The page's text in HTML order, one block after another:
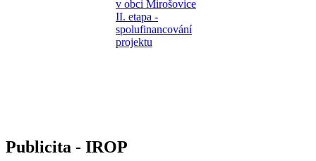
Publicita - IROP